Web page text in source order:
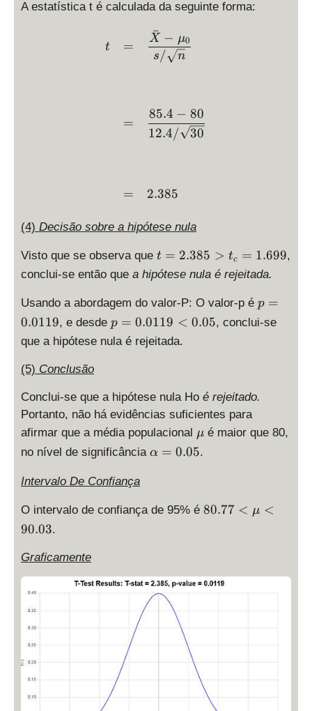
5 9
t:
A estatística t é calculada da seguinte forma:
\begin{array}{ccl} t &
t =
=
=
s/ n
X
ˉ − μ0
12.4/ 30
85.4 − 80
2.385
(4) Decisão sobre a hipótese nula
Visto que se observa que t
=
3
8
5
>
c
1.
6
9
t = 2.385 > tc = 1.699,
conclui-se então que a hipótese nula é rejeitada.
Usando a abordagem do valor-P: O valor-p é p
=
p =
0.0119, e desde p
=
1
9
<
0.
0
5
p = 0.0119 < 0.05, conclui-se
que a hipótese nula é rejeitada.
(5) Conclusão
Conclui-se que a hipótese nula Ho é rejeitado.
Portanto, não há evidências suficientes para
afirmar que a média populacional \
m
u
μ é maior que 80,
no nível de significância \
a
5
α = 0.05.
Intervalo De Confiança
O intervalo de confiança de 95% é 8
\
3
80.77 < μ <
90.03.
Graficamente